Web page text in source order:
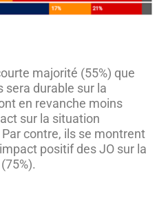
majorité (55%) que
sera durable sur la
en revanche moins
sur la situation
contre, ils se montrent
positif des JO sur la